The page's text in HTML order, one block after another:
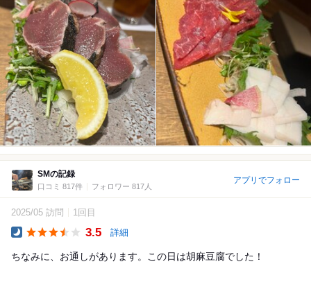
SMの記録
口コミ 817件 フォロワー 817人
アプリでフォロー
2025/05 訪問 1回目
3.5 詳細
ちなみに、お通しがあります。この日は胡麻豆腐でした！